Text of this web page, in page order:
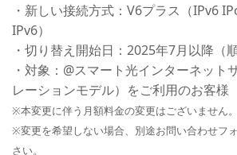
・新しい接続方式：V6プラス（IPv6
IPv6）
・切り替え開始日：2025年7月以降（
・対象：@スマート光インターネット
レーションモデル）をご利用のお客様
※本変更に伴う月額料金の変更はございません。
※変更を希望しない場合、別途お問い合わせフ
さい。